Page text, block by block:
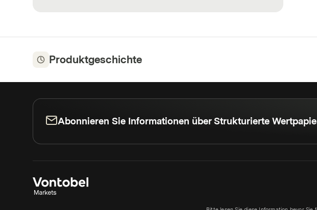
Produktgeschichte
Abonnieren Sie Informationen über Strukturierte